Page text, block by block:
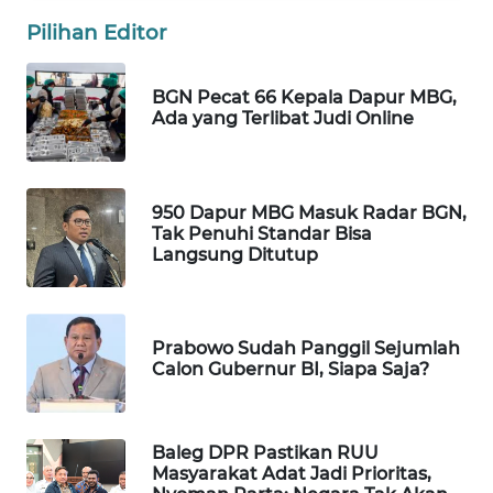
Pilihan Editor
BGN Pecat 66 Kepala Dapur MBG,
Ada yang Terlibat Judi Online
950 Dapur MBG Masuk Radar BGN,
Tak Penuhi Standar Bisa
Langsung Ditutup
Prabowo Sudah Panggil Sejumlah
Calon Gubernur BI, Siapa Saja?
Baleg DPR Pastikan RUU
Masyarakat Adat Jadi Prioritas,
WAHANA
WAHANA
UMKM
WAHANA
SELEB
WAHANA
WAHANA
OTOMOTIF
WAHANA
HEALTH